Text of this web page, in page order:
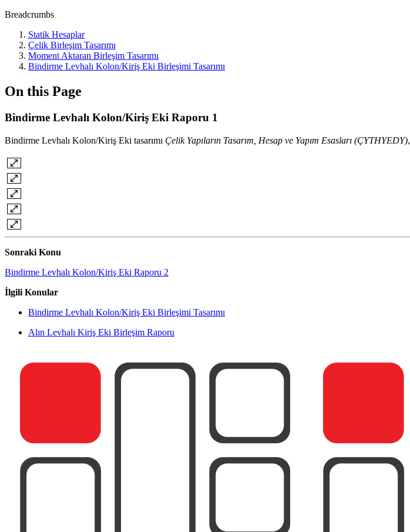
Breadcrumbs
Statik Hesaplar
Çelik Birleşim Tasarımı
Moment Aktaran Birleşim Tasarımı
Bindirme Levhalı Kolon/Kiriş Eki Birleşimi Tasarımı
On this Page
Bindirme Levhalı Kolon/Kiriş Eki Raporu 1
Bindirme Levhalı Kolon/Kiriş Eki tasarımı Çelik Yapıların Tasarım, Hesap ve Yapım Esasları (ÇYTHYEDY),
Sonraki Konu
Bindirme Levhalı Kolon/Kiriş Eki Raporu 2
İlgili Konular
Bindirme Levhalı Kolon/Kiriş Eki Birleşimi Tasarımı
Alın Levhalı Kiriş Eki Birleşim Raporu